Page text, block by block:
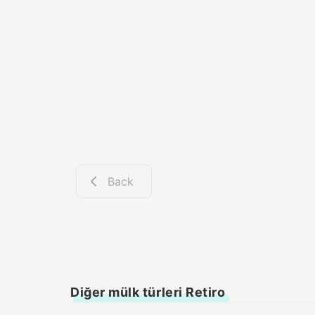
Back
Diğer mülk türleri Retiro